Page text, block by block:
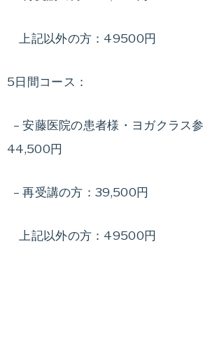
上記以外の方：49500円
5日間コース：
– 安藤医院の患者様・ヨガクラス
44,500円
– 再受講の方：39,500円
上記以外の方：49500円